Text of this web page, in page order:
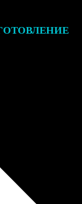
заказ банковской
получите